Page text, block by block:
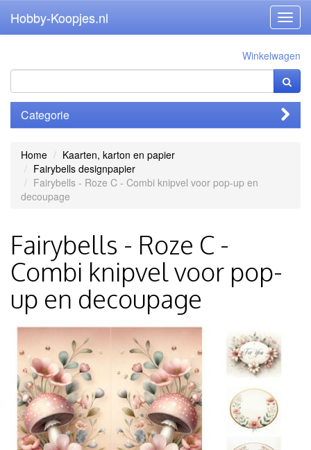
Hobby-Koopjes.nl
Winkelwagen
Categorie
Home
Kaarten, karton en papier
Fairybells designpapier
Fairybells - Roze C - Combi knipvel voor pop-up en
decoupage
Fairybells - Roze C -
Combi knipvel voor pop-
up en decoupage